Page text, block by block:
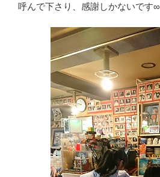
呼んで下さり、感謝しかないです∞